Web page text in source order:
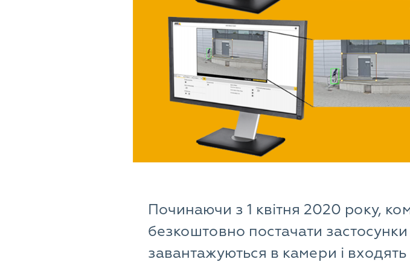
Починаючи з 1 квітня 2020 року,
безкоштовно постачати
завантажуються в камери і входять